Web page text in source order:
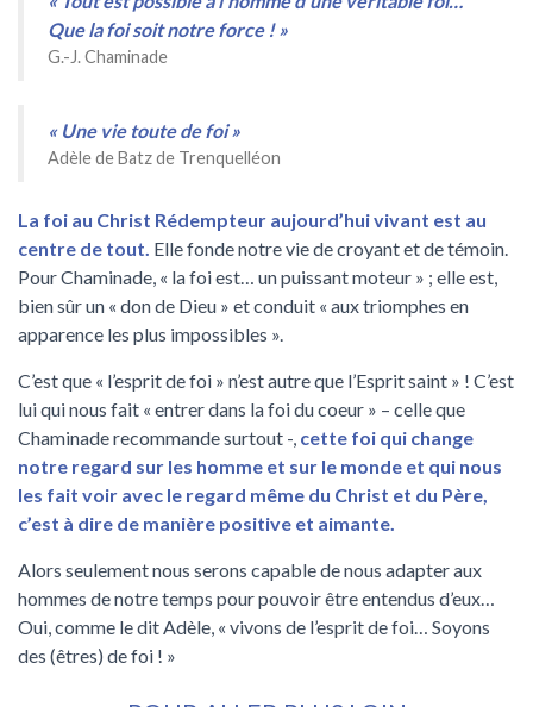
Que la foi soit notre force ! »
G.-J. Chaminade
« Une vie toute de foi »
Adèle de Batz de Trenquelléon
La foi au Christ Rédempteur aujourd’hui vivant est au
centre de tout. Elle fonde notre vie de croyant et de témoin.
Pour Chaminade, « la foi est… un puissant moteur » ; elle est,
bien sûr un « don de Dieu » et conduit « aux triomphes en
apparence les plus impossibles ».
C’est que « l’esprit de foi » n’est autre que l’Esprit saint » ! C’est
lui qui nous fait « entrer dans la foi du coeur » – celle que
Chaminade recommande surtout -, cette foi qui change
notre regard sur les homme et sur le monde et qui nous
les fait voir avec le regard même du Christ et du Père,
c’est à dire de manière positive et aimante.
Alors seulement nous serons capable de nous adapter aux
hommes de notre temps pour pouvoir être entendus d’eux…
Oui, comme le dit Adèle, « vivons de l’esprit de foi… Soyons
des (êtres) de foi ! »